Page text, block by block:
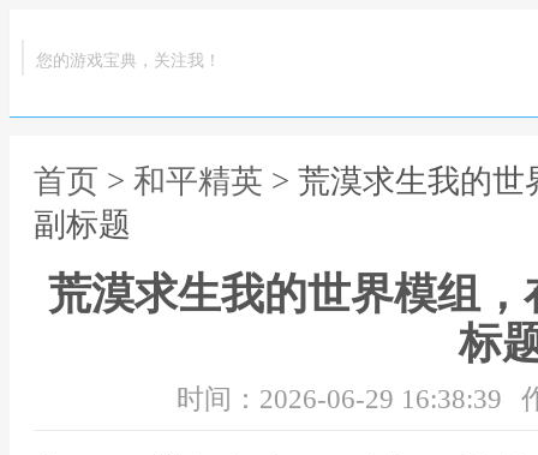
您的游戏宝典，关注我！
首页 > 和平精英 > 荒漠求生我的
副标题
荒漠求生我的世界模组
标
时间：2026-06-29 16:38:39